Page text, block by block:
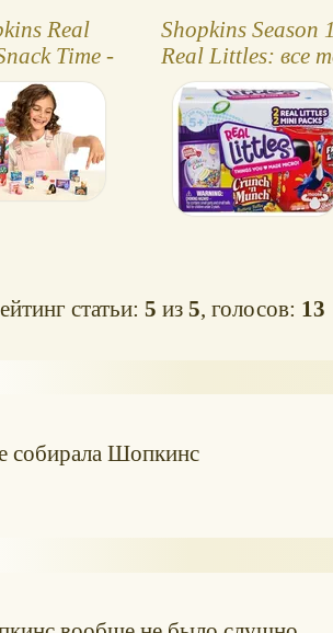
Real
Time -
набор!
Shopkins Season
Real Littles: все
что мы любим, в
микро-размере!
статьи:5 из5, голосов: 13
собирала Шопкинс